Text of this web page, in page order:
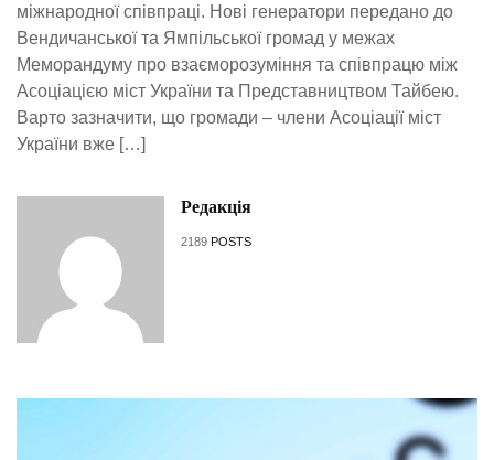
міжнародної співпраці. Нові генератори передано до
Вендичанської та Ямпільської громад у межах
Меморандуму про взаєморозуміння та співпрацю між
Асоціацією міст України та Представництвом Тайбею.
Варто зазначити, що громади – члени Асоціації міст
України вже […]
Редакція
2189 POSTS